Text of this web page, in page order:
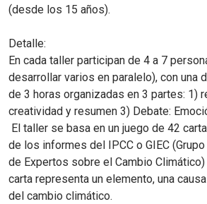
(desde los 15 años).
Detalle:
En cada taller participan de 4 a 7
desarrollar varios en paralelo), con una
de 3 horas organizadas en 3 partes: 1)
creatividad y resumen 3) Debate:
El taller se basa en un juego de 42
de los informes del IPCC o GIEC
de Expertos sobre el Cambio Climático)
carta representa un elemento, una
del cambio climático.